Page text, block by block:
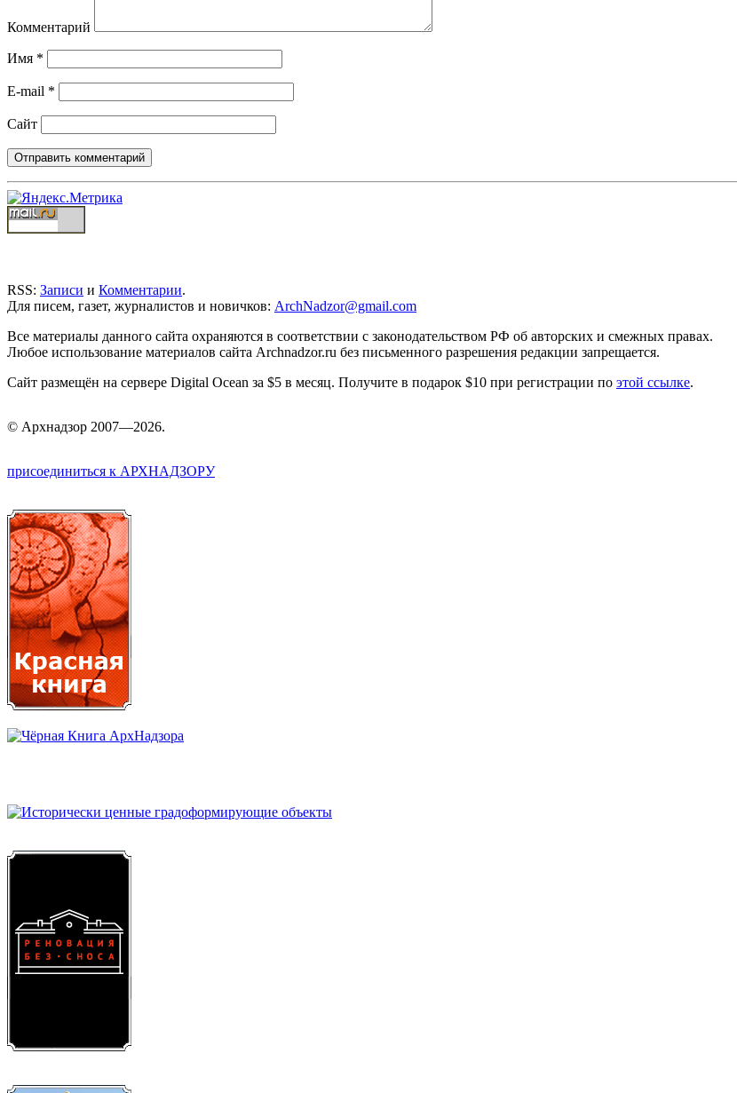
Комментарий
Имя *
E-mail *
Сайт
RSS: Записи и Комментарии.
Для писем, газет, журналистов и новичков: ArchNadzor@gmail.com
Все материалы данного сайта охраняются в соответствии с законодательством РФ об авторских и смежных правах.
Любое использование материалов сайта Archnadzor.ru без письменного разрешения редакции запрещается.
Сайт размещён на сервере Digital Ocean за $5 в месяц. Получите в подарок $10 при регистрации по этой ссылке.
© Архнадзор 2007—2026.
присоединиться к АРХНАДЗОРУ